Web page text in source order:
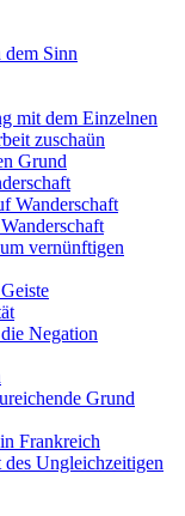
dem Sinn
mit dem Einzelnen
zuschaün
Grund
Wanderschaft
vernünftigen
Negation
Grund
Frankreich
Ungleichzeitigen